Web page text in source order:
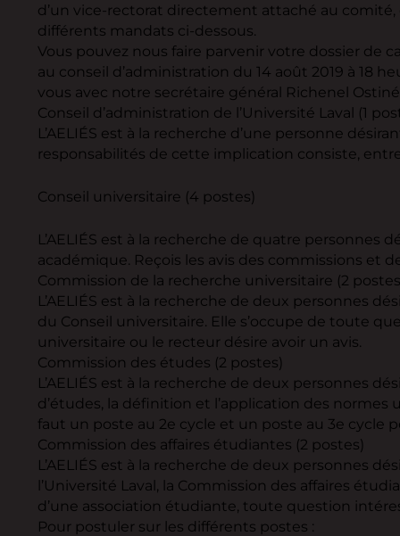
d’un vice-rectorat directement attaché au
différents mandats ci-dessous.
Vous pouvez nous faire parvenir votre dossier de
au conseil d’administration du 14 août 2019 à 18
vous avec notre secrétaire général Richenel Ostiné
Conseil d’administration de l’Université Laval (1
L’AELIÉS est à la recherche d’une personne
responsabilités de cette implication consiste,
Conseil universitaire (4 postes)
L’AELIÉS est à la recherche de quatre
académique. Reçois les avis des commissions et
Commission de la recherche universitaire (2
L’AELIÉS est à la recherche de deux personnes
du Conseil universitaire. Elle s’occupe de toute
universitaire ou le recteur désire avoir un avis.
Commission des études (2 postes)
L’AELIÉS est à la recherche de deux personnes
d’études, la définition et l’application des
faut un poste au 2e cycle et un poste au 3e cycle
Commission des affaires étudiantes (2 postes)
L’AELIÉS est à la recherche de deux personnes
l’Université Laval, la Commission des affaires
d’une association étudiante, toute question
Pour postuler sur les différents postes :